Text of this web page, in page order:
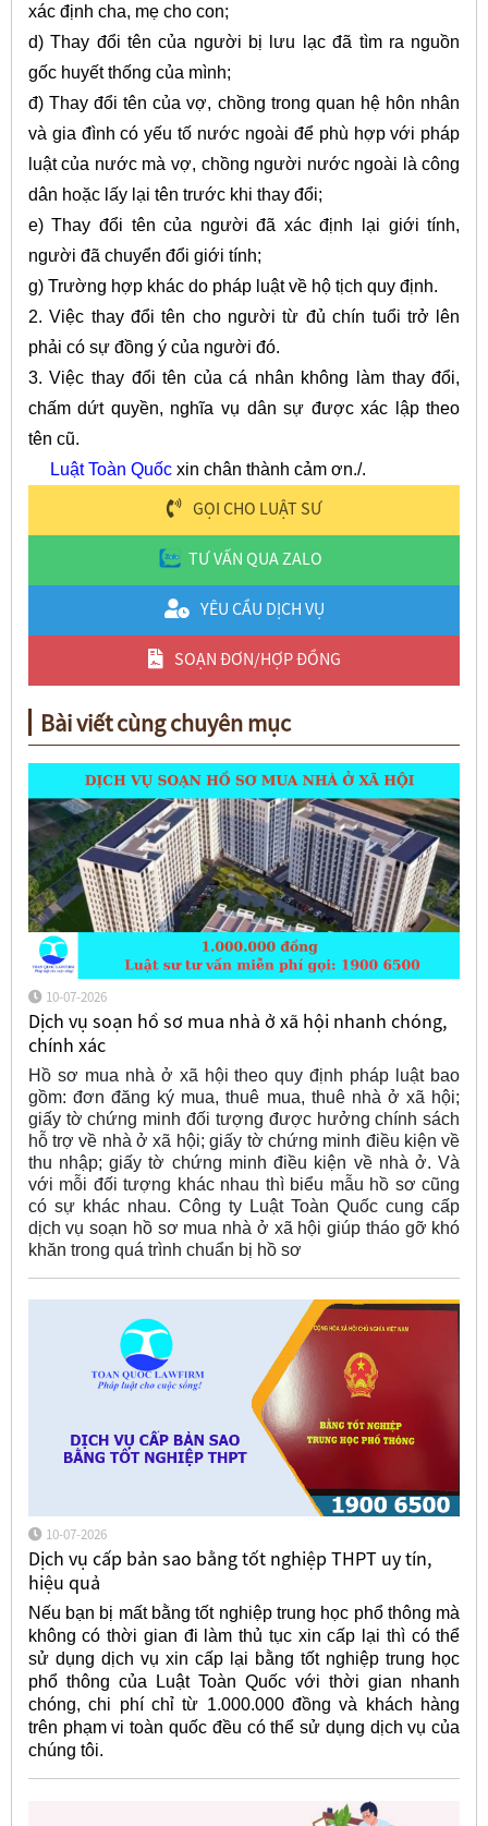
xác định cha, mẹ cho con;
d) Thay đổi tên của người bị lưu lạc đã tìm ra nguồn
gốc huyết thống của mình;
đ) Thay đổi tên của vợ, chồng trong quan hệ hôn nhân
và gia đình có yếu tố nước ngoài để phù hợp với pháp
luật của nước mà vợ, chồng người nước ngoài là công
dân hoặc lấy lại tên trước khi thay đổi;
e) Thay đổi tên của người đã xác định lại giới tính,
người đã chuyển đổi giới tính;
g) Trường hợp khác do pháp luật về hộ tịch quy định.
2. Việc thay đổi tên cho người từ đủ chín tuổi trở lên
phải có sự đồng ý của người đó.
3. Việc thay đổi tên của cá nhân không làm thay đổi,
chấm dứt quyền, nghĩa vụ dân sự được xác lập theo
tên cũ.
Luật Toàn Quốcxin chân thành cảm ơn./.
GỌI CHO LUẬT SƯ
TƯ VẤN QUA ZALO
YÊU CẦU DỊCH VỤ
SOẠN ĐƠN/HỢP ĐỒNG
Bài viết cùng chuyên mục
10-07-2026
Dịch vụ soạn hồ sơ mua nhà ở xã hội nhanh chóng,
chính xác
Hồ sơ mua nhà ở xã hội theo quy định pháp luật bao
gồm: đơn đăng ký mua, thuê mua, thuê nhà ở xã hội;
giấy tờ chứng minh đối tượng được hưởng chính sách
hỗ trợ về nhà ở xã hội; giấy tờ chứng minh điều kiện về
thu nhập; giấy tờ chứng minh điều kiện về nhà ở. Và
với mỗi đối tượng khác nhau thì biểu mẫu hồ sơ cũng
có sự khác nhau. Công ty Luật Toàn Quốc cung cấp
dịch vụ soạn hồ sơ mua nhà ở xã hội giúp tháo gỡ khó
khăn trong quá trình chuẩn bị hồ sơ
10-07-2026
Dịch vụ cấp bản sao bằng tốt nghiệp THPT uy tín,
hiệu quả
Nếu bạn bị mất bằng tốt nghiệp trung học phổ thông mà
không có thời gian đi làm thủ tục xin cấp lại thì có thể
sử dụng dịch vụ xin cấp lại bằng tốt nghiệp trung học
phổ thông của Luật Toàn Quốc với thời gian nhanh
chóng, chi phí chỉ từ 1.000.000 đồng và khách hàng
trên phạm vi toàn quốc đều có thể sử dụng dịch vụ của
chúng tôi.